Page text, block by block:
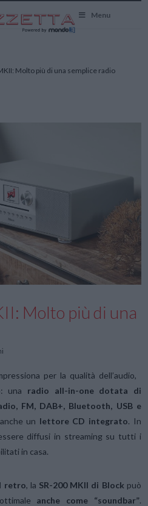
Menu
Molto più di una semplice radio
Molto più di una
per la qualità dell’audio,
una radio all-in-one dotata di
FM, DAB+, Bluetooth, USB e
un lettore CD integrato. In
diffusi in streaming su tutti i
in casa.
retro, la SR-200 MKII di Block può
anche come “soundbar”.